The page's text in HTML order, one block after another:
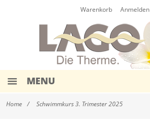
Warenkorb Anmelden
MENU
HOME
Home Schwimmkurs 3. Trimester 2025